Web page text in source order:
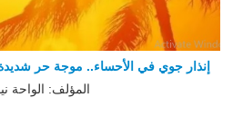
إنذار جوي في الأحساء.. موجة حر
المؤلف: الواحة